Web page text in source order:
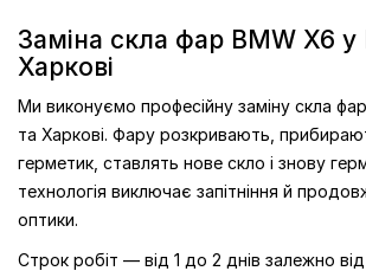
Заміна скла фар BMW X6 у
Харкові
Ми виконуємо професійну заміну скла
та Харкові. Фару розкривають,
герметик, ставлять нове скло і знову
технологія виключає запітніння й
оптики.
Строк робіт — від 1 до 2 днів залежно від